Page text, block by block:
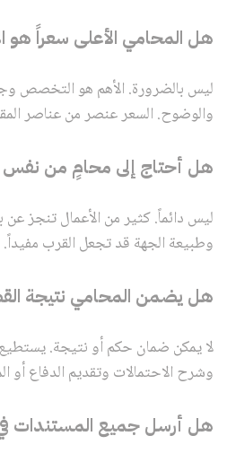
هل المحامي الأعلى سعراً هو
ليس بالضرورة. الأهم هو التخصص
والوضوح. السعر عنصر من عناصر
هل أحتاج إلى محامٍ من نفس
ليس دائماً. كثير من الأعمال تنجز عن
وطبيعة الجهة قد تجعل القرب مفيداً.
هل يضمن المحامي نتيجة
لا يمكن ضمان حكم أو نتيجة.
وشرح الاحتمالات وتقديم الدفاع أو
هل أرسل جميع المستندات